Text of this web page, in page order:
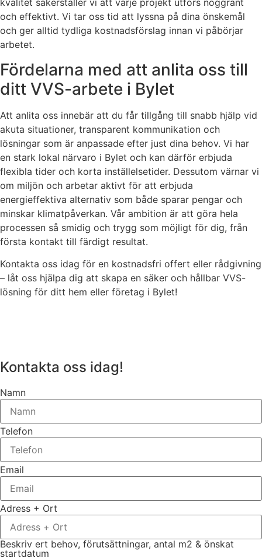
kvalitet säkerställer vi att varje projekt utförs noggrant
och effektivt. Vi tar oss tid att lyssna på dina önskemål
och ger alltid tydliga kostnadsförslag innan vi påbörjar
arbetet.
Fördelarna med att anlita oss till
ditt VVS-arbete i Bylet
Att anlita oss innebär att du får tillgång till snabb hjälp vid
akuta situationer, transparent kommunikation och
lösningar som är anpassade efter just dina behov. Vi har
en stark lokal närvaro i Bylet och kan därför erbjuda
flexibla tider och korta inställelsetider. Dessutom värnar vi
om miljön och arbetar aktivt för att erbjuda
energieffektiva alternativ som både sparar pengar och
minskar klimatpåverkan. Vår ambition är att göra hela
processen så smidig och trygg som möjligt för dig, från
första kontakt till färdigt resultat.
Kontakta oss idag för en kostnadsfri offert eller rådgivning
– låt oss hjälpa dig att skapa en säker och hållbar VVS-
lösning för ditt hem eller företag i Bylet!
Kontakta oss idag!
Namn
Telefon
Email
Adress + Ort
Beskriv ert behov, förutsättningar, antal m2 & önskat
startdatum